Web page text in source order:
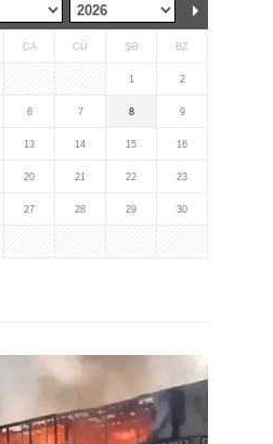
CA CÜ ŞƏ BZ
1 2
6 7 8 9
13 14 15 16
20 21 22 23
27 28 29 30